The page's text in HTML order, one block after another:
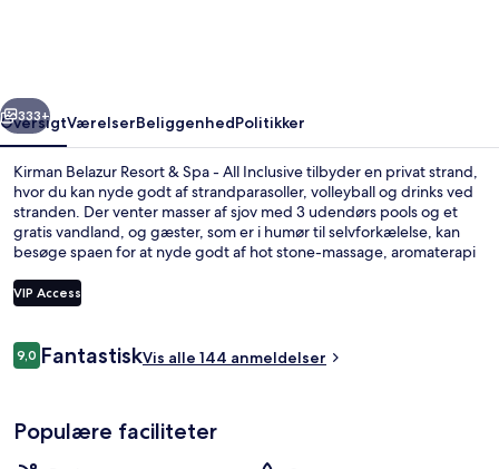
All
Inclusive
Fitnessfaciliteter
Næste
333+
OversigtVærelserBeliggenhedPolitikker
Kirman Belazur Resort & Spa - All Inclusive tilbyder en privat strand,
hvor du kan nyde godt af strandparasoller, volleyball og drinks ved
stranden. Der venter masser af sjov med 3 udendørs pools og et
gratis vandland, og gæster, som er i humør til selvforkælelse, kan
besøge spaen for at nyde godt af hot stone-massage, aromaterapi
og de 3 barer/lounger er gode steder at nyde en kølig drink. Andre
højdepunkter på dette overnatningssted med luksusfaciliteter
VIP Access
Anmeldelser
9,09,0 ud af 10.
FantastiskVis alle 144 anmeldelser
Populære faciliteter